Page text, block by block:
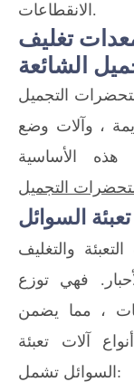
الانقطاعات.
تغليف
الشائعة
التجميل
، وآلات وضع
هذه الأساسية
التجميل
السوائل
والتغليف
فهي توزع
، مما يضمن
آلات تعبئة
السوائل تشمل: